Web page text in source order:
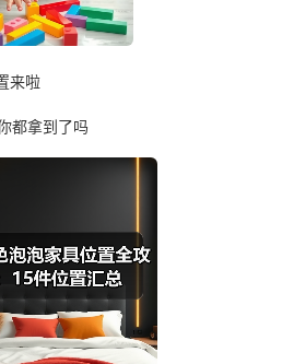
来啦
都拿到了吗